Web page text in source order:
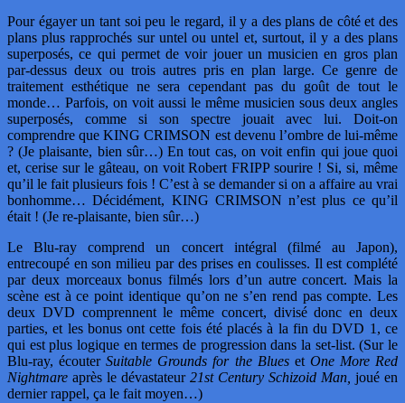
Pour égayer un tant soi peu le regard, il y a des plans de côté et des
plans plus rapprochés sur untel ou untel et, surtout, il y a des plans
superposés, ce qui permet de voir jouer un musicien en gros plan
par-dessus deux ou trois autres pris en plan large. Ce genre de
traitement esthétique ne sera cependant pas du goût de tout le
monde… Parfois, on voit aussi le même musicien sous deux angles
superposés, comme si son spectre jouait avec lui. Doit-on
comprendre que KING CRIMSON est devenu l’ombre de lui-même
? (Je plaisante, bien sûr…) En tout cas, on voit enfin qui joue quoi
et, cerise sur le gâteau, on voit Robert FRIPP sourire ! Si, si, même
qu’il le fait plusieurs fois ! C’est à se demander si on a affaire au vrai
bonhomme… Décidément, KING CRIMSON n’est plus ce qu’il
était ! (Je re-plaisante, bien sûr…)
Le Blu-ray comprend un concert intégral (filmé au Japon),
entrecoupé en son milieu par des prises en coulisses. Il est complété
par deux morceaux bonus filmés lors d’un autre concert. Mais la
scène est à ce point identique qu’on ne s’en rend pas compte. Les
deux DVD comprennent le même concert, divisé donc en deux
parties, et les bonus ont cette fois été placés à la fin du DVD 1, ce
qui est plus logique en termes de progression dans la set-list. (Sur le
Blu-ray, écouterSuitable Grounds for the Blueset One More Red
Nightmare après le dévastateur 21st Century Schizoid Man, joué en
dernier rappel, ça le fait moyen…)